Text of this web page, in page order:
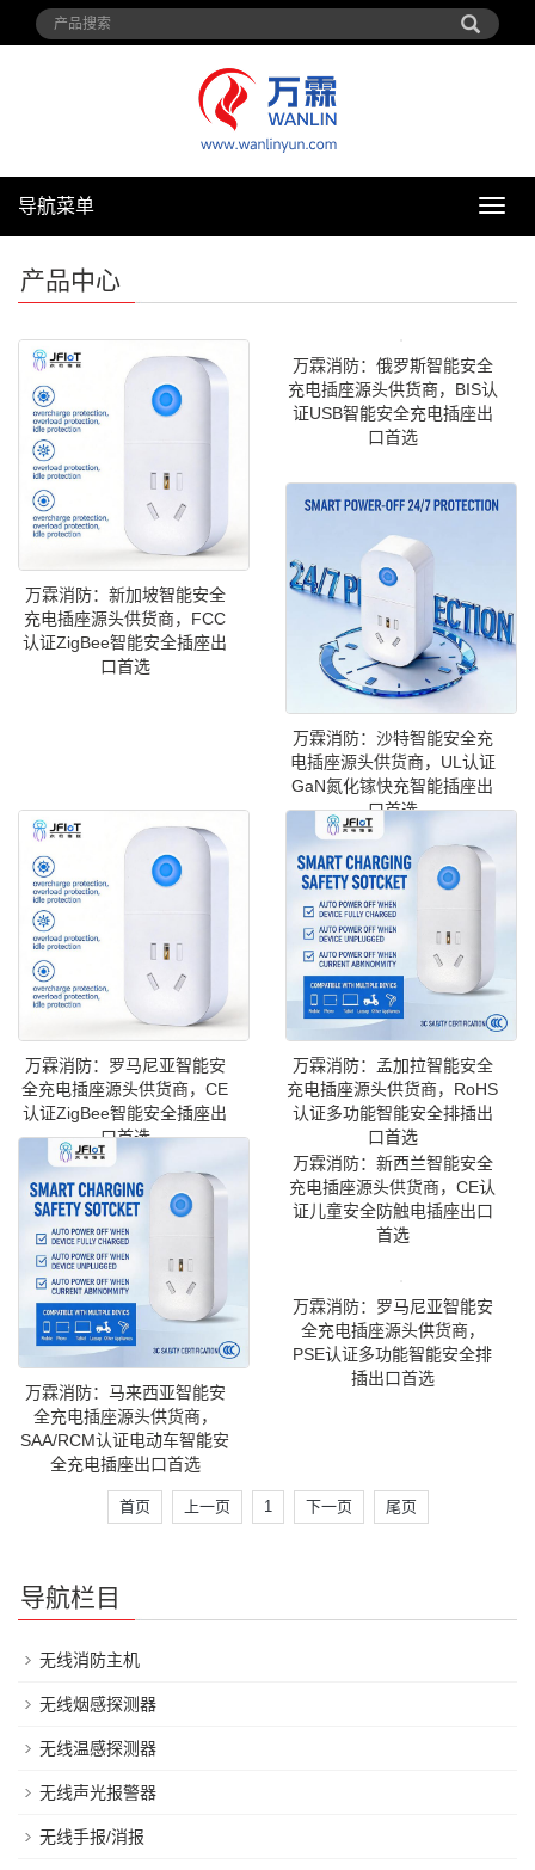
导
导航菜单
产品中心
万霖消防：新加坡智能安全
充电插座源头供货商，FCC
认证ZigBee智能安全插座出
口首选
万霖消防：俄罗斯智能安全
充电插座源头供货商，BIS认
证USB智能安全充电插座出
口首选
万霖消防：沙特智能安全充
电插座源头供货商，UL认证
GaN氮化镓快充智能插座出
口首选
万霖消防：罗马尼亚智能安
全充电插座源头供货商，CE
认证ZigBee智能安全插座出
口首选
万霖消防：孟加拉智能安全
充电插座源头供货商，RoHS
认证多功能智能安全排插出
口首选
万霖消防：马来西亚智能安
全充电插座源头供货商，
SAA/RCM认证电动车智能安
全充电插座出口首选
万霖消防：新西兰智能安全
充电插座源头供货商，CE认
证儿童安全防触电插座出口
首选
万霖消防：罗马尼亚智能安
全充电插座源头供货商，
PSE认证多功能智能安全排
插出口首选
首页 上一页 1 下一页 尾页
导航栏目
无线消防主机
无线烟感探测器
无线温感探测器
无线声光报警器
无线手报/消报